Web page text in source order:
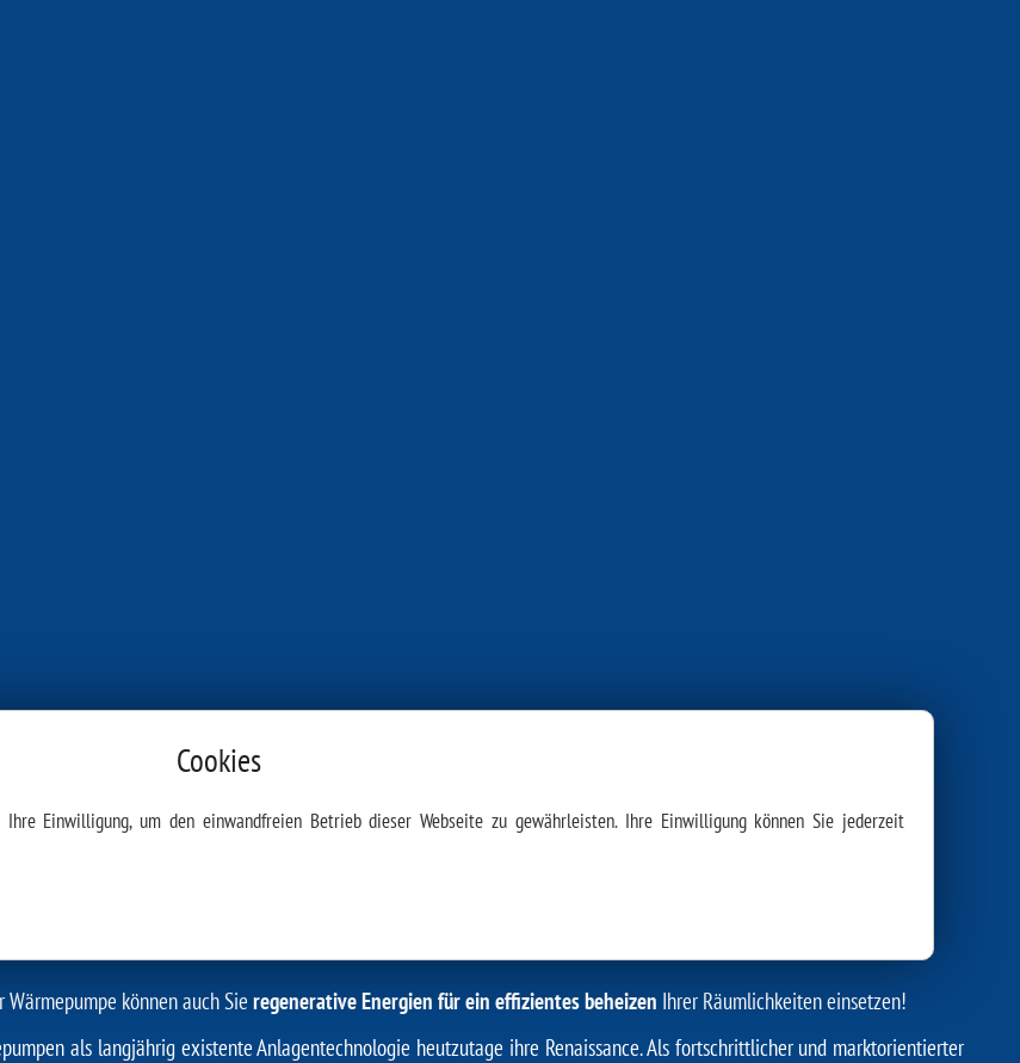
– HEIZEN MIT ERNEUERBARER ENERGIE
Luft-Luft-Wärmepumpe und Luft-Wasser-Wärmepumpe
können auch Sie regenerative Energien für ein effizientes beheizen Ihrer Räumlichkeiten einsetzen!
als langjährig existente Anlagentechnologie heutzutage ihre Renaissance. Als fortschrittlicher und marktorientierter
Cookies
Ihre Einwilligung, um den einwandfreien Betrieb dieser Webseite zu gewährleisten. Ihre Einwilligung können Sie jederzeit